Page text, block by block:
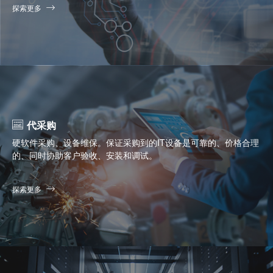
探索更多
代采购
硬软件采购、设备维保。保证采购到的IT设备是可靠的、价格合理
的、同时协助客户验收、安装和调试。
探索更多